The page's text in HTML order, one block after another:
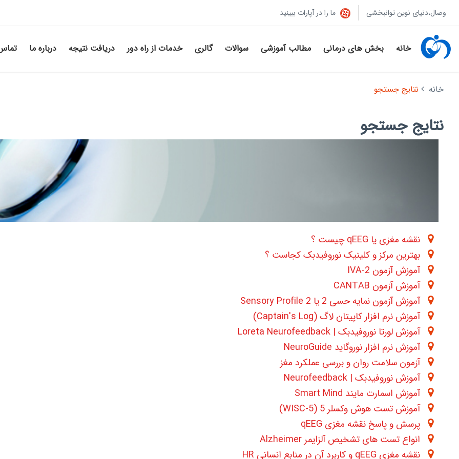
وصال،دنیای نوین توانبخشی ما را در آپارات ببینید
خانه بخش های درمانی مطالب آموزشی سوالات گالری خدمات از راه دور دریافت نتیجه درباره ما
خانه نتایج جستجو
نتایج جستجو
نقشه مغزی یا qEEG چیست ؟
بهترین مرکز و کلینیک نوروفیدبک کجاست ؟
آموزش آزمون 2-IVA
آموزش آزمون CANTAB
آموزش آزمون نمایه حسی 2 یا Sensory Profile 2
آموزش نرم افزار کاپیتان لاگ (Captain's Log)
آموزش لورتا نوروفیدبک | Loreta Neurofeedback
آموزش نرم افزار نوروگاید NeuroGuide
آزمون سلامت روان و بررسی عملکرد مغز
آموزش نوروفیدبک | Neurofeedback
آموزش اسمارت مایند Smart Mind
آموزش تست هوش وکسلر 5 (WISC-5)
پرسش و پاسخ نقشه مغزی qEEG
انواع تست های تشخیص آلزایمر Alzheimer
نقشه مغزی qEEG و کاربرد آن در منابع انسانی HR